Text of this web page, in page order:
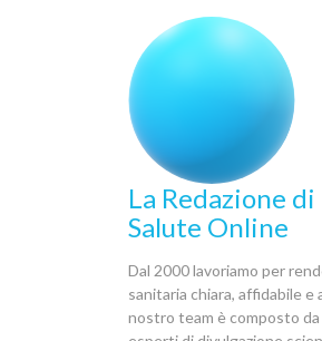
La Redazione
Salute Online
Dal 2000 lavoriamo per
sanitaria chiara, affidabile
nostro team è composto